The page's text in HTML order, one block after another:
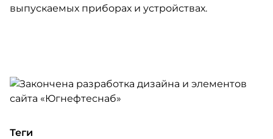
выпускаемых приборах и устройствах.
Теги